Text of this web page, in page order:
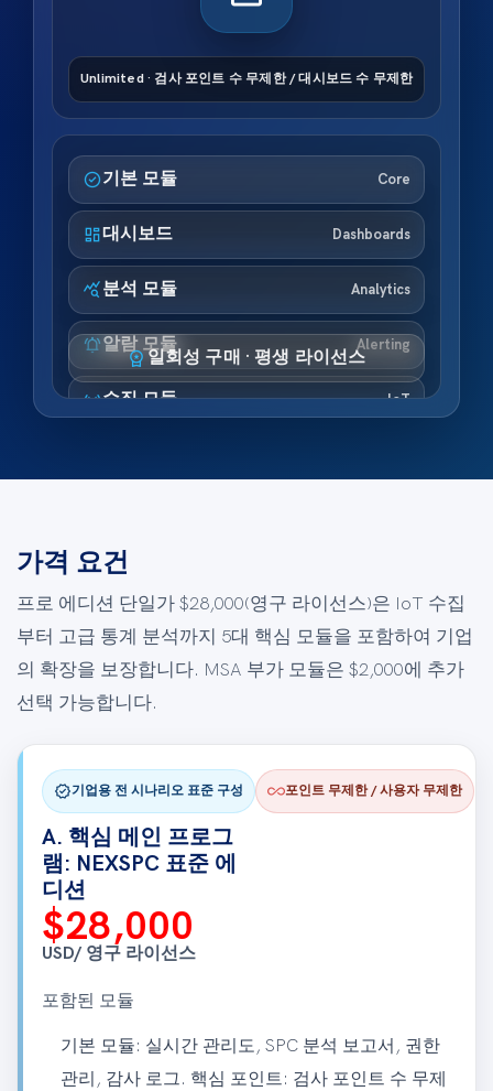
Unlimited · 검사 포인트 수 무제한 / 대시보드 수 무제한
check_circle기본 모듈 Core
dashboard대시보드 Dashboards
query_stats분석 모듈 Analytics
notifications_active알람 모듈 Alerting
sensors수집 모듈 IoT
workspace_premium일회성 구매 · 평생 라이선스
가격 요건
프로 에디션 단일가 $28,000(영구 라이선스)은 IoT 수집
부터 고급 통계 분석까지 5대 핵심 모듈을 포함하여 기업
의 확장을 보장합니다. MSA 부가 모듈은 $2,000에 추가
선택 가능합니다.
verified기업용 전 시나리오 표준 구성
A. 핵심 메인 프로그
램: NEXSPC 표준 에
디션
$28,000
USD/ 영구 라이선스
all_inclusive포인트 무제한 / 사용자 무제한
포함된 모듈
기본 모듈: 실시간 관리도, SPC 분석 보고서, 권한
관리, 감사 로그. 핵심 포인트: 검사 포인트 수 무제